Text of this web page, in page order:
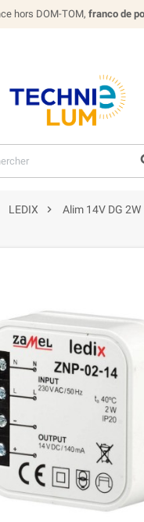
hors DOM-TOM, franco de
LEDIX  Alim 14V DG 2W